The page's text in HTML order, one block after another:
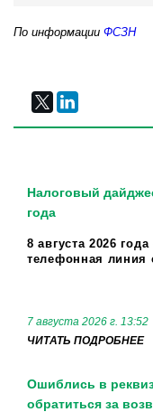
По информации ФСЗН
Налоговый
года
8 августа 2026
телефонная линия
7 августа 2026 г. 13:52
ЧИТАТЬ ПОДРОБНЕЕ
Ошиблись в
обратиться за